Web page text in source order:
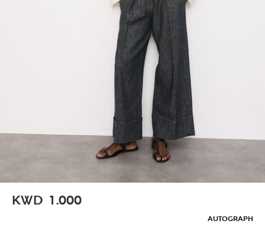
KWD 1.000
AUTOGRAPH